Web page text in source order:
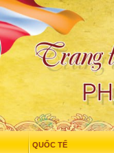
QUỐC TẾ